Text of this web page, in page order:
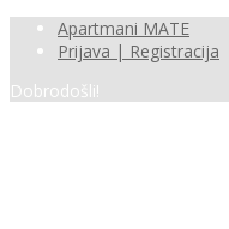
Apartmani MATE
Prijava | Registracija
Dobrodošli!